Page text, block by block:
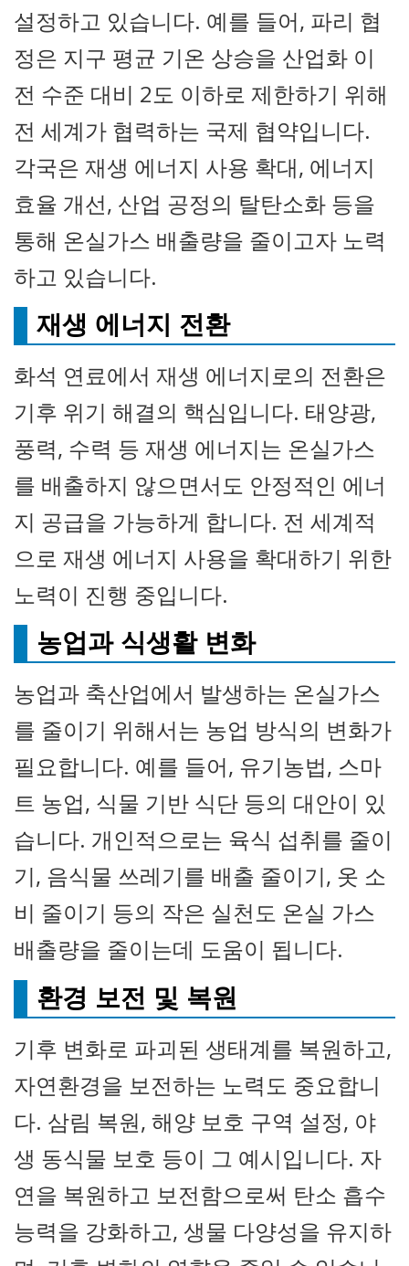
설정하고 있습니다. 예를 들어, 파리 협
정은 지구 평균 기온 상승을 산업화 이
전 수준 대비 2도 이하로 제한하기 위해
전 세계가 협력하는 국제 협약입니다.
각국은 재생 에너지 사용 확대, 에너지
효율 개선, 산업 공정의 탈탄소화 등을
통해 온실가스 배출량을 줄이고자 노력
하고 있습니다.
재생 에너지 전환
화석 연료에서 재생 에너지로의 전환은
기후 위기 해결의 핵심입니다. 태양광,
풍력, 수력 등 재생 에너지는 온실가스
를 배출하지 않으면서도 안정적인 에너
지 공급을 가능하게 합니다. 전 세계적
으로 재생 에너지 사용을 확대하기 위한
노력이 진행 중입니다.
농업과 식생활 변화
농업과 축산업에서 발생하는 온실가스
를 줄이기 위해서는 농업 방식의 변화가
필요합니다. 예를 들어, 유기농법, 스마
트 농업, 식물 기반 식단 등의 대안이 있
습니다. 개인적으로는 육식 섭취를 줄이
기, 음식물 쓰레기를 배출 줄이기, 옷 소
비 줄이기 등의 작은 실천도 온실 가스
배출량을 줄이는데 도움이 됩니다.
환경 보전 및 복원
기후 변화로 파괴된 생태계를 복원하고,
자연환경을 보전하는 노력도 중요합니
다. 삼림 복원, 해양 보호 구역 설정, 야
생 동식물 보호 등이 그 예시입니다. 자
연을 복원하고 보전함으로써 탄소 흡수
능력을 강화하고, 생물 다양성을 유지하